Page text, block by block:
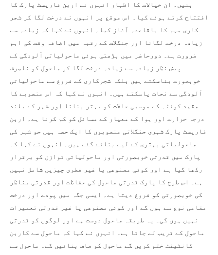
بنیں۔ ان خیالات کا اظہار انہوں نے اربن فاریسٹ پارک کا
افتتاح کرتے ہوئے کیا۔ اس موقع پر انہوں نے درخت لگا کر شجر
کاری مہم کا باقاعدہ آغاز کیا۔ انہوں نے کہا کہ زیادہ سے
زیادہ درخت لگانا اور جنگلات کے رقبہ میں اضافہ وقت کی اہم
ضرورت ہے۔ دورحاضر میں بڑھتی ہوئی ماحولیاتی آلودگی کے
پیش نظر زیادہ سے زیادہ درخت لگا کر ماحول کو ناصرف
خوبصورت بناسکتے ہیں بلکہ شجرکاری کے فروغ سے ماحولیاتی
آلودگی سے نجات پاسکتے ہیں۔ انہوں نے کہا کہ اس منصوبے کا
مقصد کوئٹہ کے موسمی حالات کو بہتر بنانا اور شہر کے بلند
درجہ حرارت اور ہوا کے معیار کے مسائل کو کم کرنا ہے۔ اربن
فاریسٹ پارک شہری جنگلاتی منصوبوں کا ایک حصہ ہیں جو شہر کی
ماحولیاتی بہتری کے لیے بنائے گئے ہیں۔ انہوں نے کہا کہ
پارک میں قدرتی خوبصورتی اور ماحولیاتی توازن کو برقرار
رکھا گیا ہے اور کوئی مصنوعی یا غیر فطری چیزیں شامل نہیں
ہے۔ اس طرح کا پارک قدرتی ماحول کی حفاظت اور قدرتی مناظر
کی خوبصورتی کو فروغ دیتا ہے۔ ایسی جگہ میں پودے اور درخت
مقامی نوع سے ہوں گے اور کوئی مصنوعی یا غیر قدرتی تعمیرات
نہیں ہوں گی۔ یہ طریقہ ماحول دوست ہے اور لوگوں کو قدرتی
ماحول کے قریب لے جاتا ہے۔ انہوں نے کہا کہ ماحول سے کاربن
کانٹینٹ ختم کریں گے ماحول کو صاف بنائیں گے۔ ماحول سے